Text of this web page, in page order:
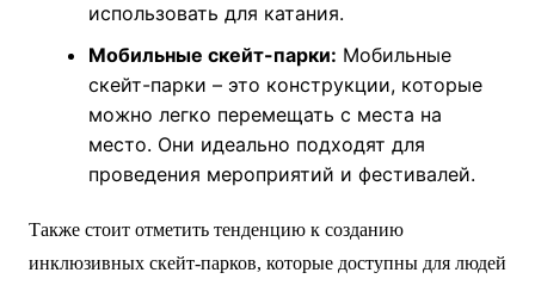
использовать для катания.
Мобильные скейт-парки: Мобильные
скейт-парки – это конструкции, которые
можно легко перемещать с места на
место. Они идеально подходят для
проведения мероприятий и фестивалей.
Также стоит отметить тенденцию к созданию
инклюзивных скейт-парков, которые доступны для людей